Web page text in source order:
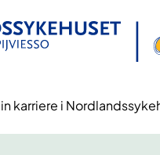
karriere i